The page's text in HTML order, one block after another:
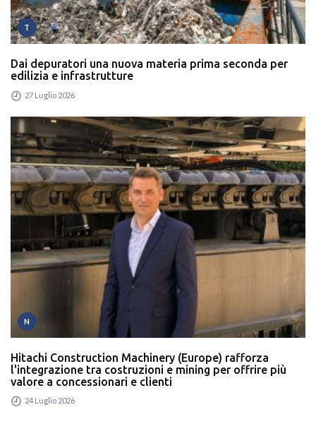
T
Dai depuratori una nuova materia prima seconda per
edilizia e infrastrutture
27 Luglio 2026
N
Hitachi Construction Machinery (Europe) rafforza
l'integrazione tra costruzioni e mining per offrire più
valore a concessionari e clienti
24 Luglio 2026